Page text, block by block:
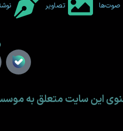
صوت‌ها تصاویر
این سایت متعلق به